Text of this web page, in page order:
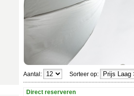
Aantal: Sorteer op:
Direct reserveren